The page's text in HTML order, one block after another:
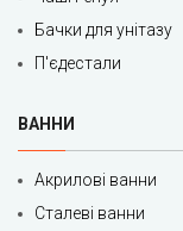
Бачки для унітазу
П'єдестали
ВАННИ
Акрилові ванни
Сталеві ванни